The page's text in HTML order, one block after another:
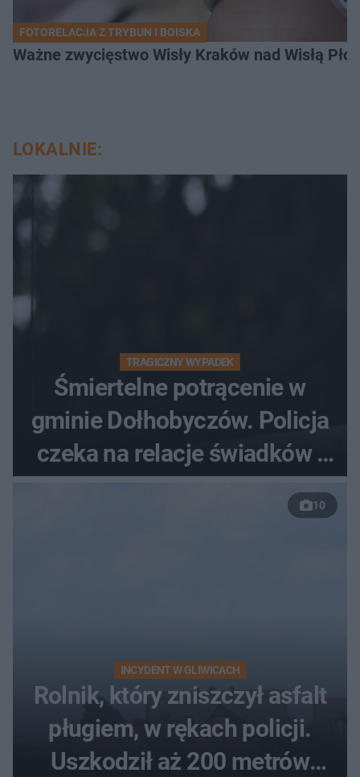
FOTORELACJA Z TRYBUN I BOISKA
Ważne zwycięstwo Wisły Kraków nad Wisłą
LOKALNIE:
TRAGICZNY WYPADEK
Śmiertelne potrącenie w
gminie Dołhobyczów. Policja
czeka na relacje świadków i
nagrania z kamer
10
INCYDENT W GLIWICACH
Rolnik, który zniszczył asfalt
pługiem, w rękach policji.
Uszkodził aż 200 metrów